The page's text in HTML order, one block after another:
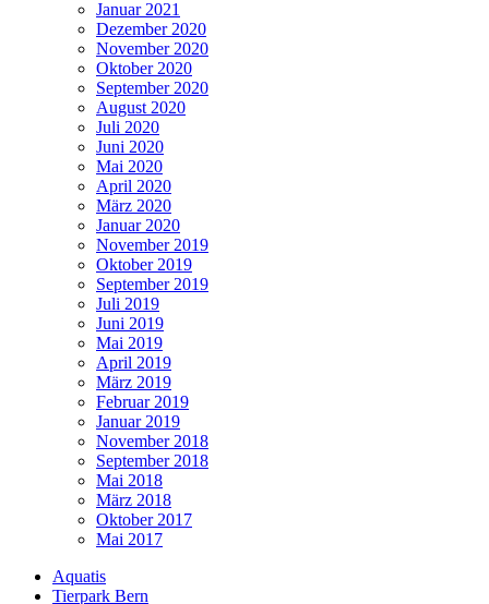
Januar 2021
Dezember 2020
November 2020
Oktober 2020
September 2020
August 2020
Juli 2020
Juni 2020
Mai 2020
April 2020
März 2020
Januar 2020
November 2019
Oktober 2019
September 2019
Juli 2019
Juni 2019
Mai 2019
April 2019
März 2019
Februar 2019
Januar 2019
November 2018
September 2018
Mai 2018
März 2018
Oktober 2017
Mai 2017
Aquatis
Tierpark Bern